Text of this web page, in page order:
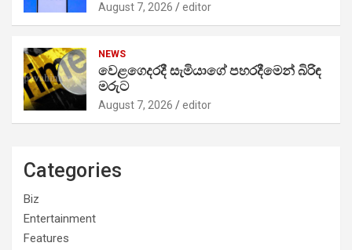
August 7, 2026 editor
NEWS
වෙළගෙදරදී සැමියාගේ පහරදීමෙන් බිරිඳ
මරුට
August 7, 2026 editor
Categories
Biz
Entertainment
Features